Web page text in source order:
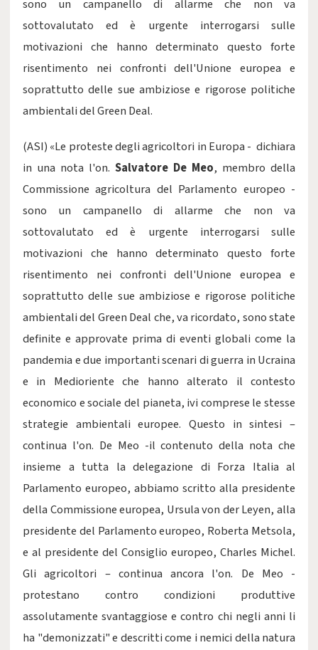
sono un campanello di allarme che non va
sottovalutato ed è urgente interrogarsi sulle
motivazioni che hanno determinato questo forte
risentimento nei confronti dell'Unione europea e
soprattutto delle sue ambiziose e rigorose politiche
ambientali del Green Deal.
(ASI) «Le proteste degli agricoltori in Europa - dichiara
in una nota l'on. Salvatore De Meo, membro della
Commissione agricoltura del Parlamento europeo -
sono un campanello di allarme che non va
sottovalutato ed è urgente interrogarsi sulle
motivazioni che hanno determinato questo forte
risentimento nei confronti dell'Unione europea e
soprattutto delle sue ambiziose e rigorose politiche
ambientali del Green Deal che, va ricordato, sono state
definite e approvate prima di eventi globali come la
pandemia e due importanti scenari di guerra in Ucraina
e in Medioriente che hanno alterato il contesto
economico e sociale del pianeta, ivi comprese le stesse
strategie ambientali europee. Questo in sintesi –
continua l'on. De Meo -il contenuto della nota che
insieme a tutta la delegazione di Forza Italia al
Parlamento europeo, abbiamo scritto alla presidente
della Commissione europea, Ursula von der Leyen, alla
presidente del Parlamento europeo, Roberta Metsola,
e al presidente del Consiglio europeo, Charles Michel.
Gli agricoltori – continua ancora l'on. De Meo -
protestano contro condizioni produttive
assolutamente svantaggiose e contro chi negli anni li
ha "demonizzati" e descritti come i nemici della natura